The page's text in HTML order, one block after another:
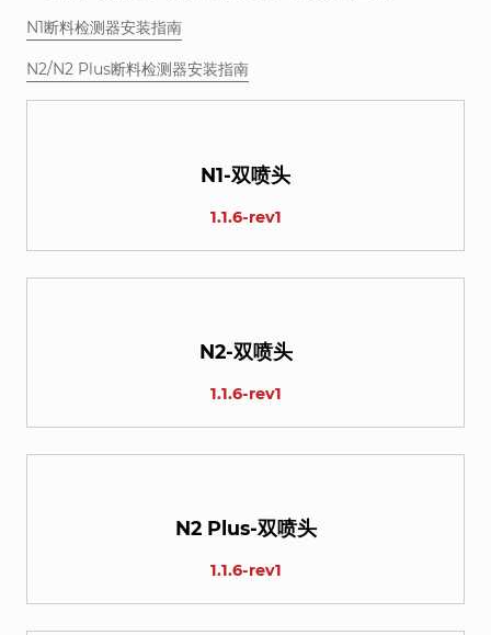
N1断料检测器安装指南
N2/N2 Plus断料检测器安装指南
N1-双喷头
1.1.6-rev1
N2-双喷头
1.1.6-rev1
N2 Plus-双喷头
1.1.6-rev1